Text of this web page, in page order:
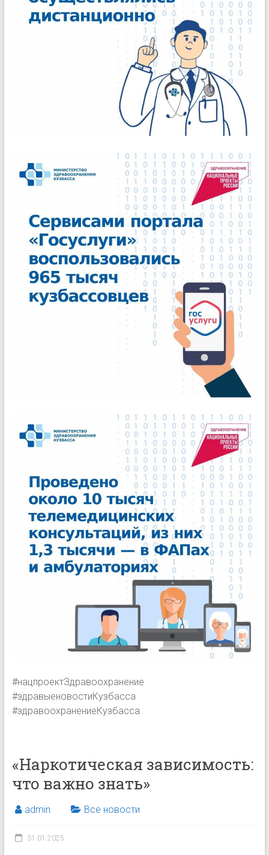
#нацпроектЗдравоохранение
#здравыеновостиКузбасса
#здравоохранениеКузбасса
«Наркотическая зависимость:
что важно знать»
admin Все новости
31.01.2025